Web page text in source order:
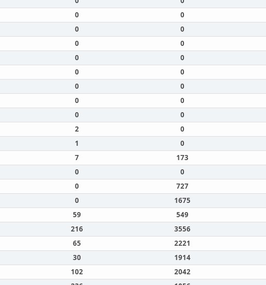
0 0
0 0
0 0
0 0
0 0
0 0
0 0
0 0
2 0
1 0
7 173
0 0
0 727
0 1675
59 549
216 3556
65 2221
30 1914
102 2042